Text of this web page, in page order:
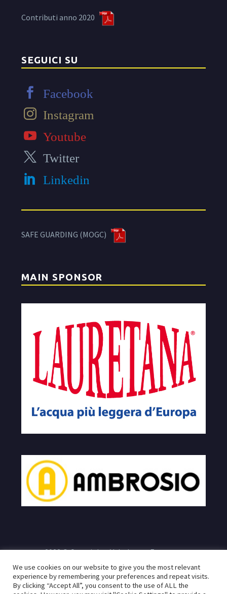
Contributi anno 2020
SEGUICI SU
Facebook
Instagram
Youtube
Twitter
Linkedin
SAFE GUARDING (MOGC)
MAIN SPONSOR
2023 © Copyrights Velodromo Francone
Sito realizzato da:Infogeneration.iteProgredit.it|Privacy
Policy
We use cookies on our website to give you the most relevant
experience by remembering your preferences and repeat visits.
By clicking “Accept All”, you consent to the use of ALL the